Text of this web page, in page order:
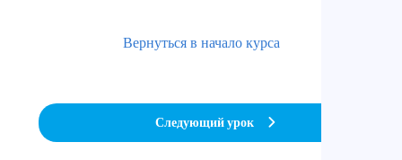
Вернуться в начало курса
Следующий урок